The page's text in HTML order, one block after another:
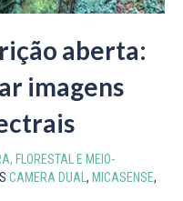
aberta:
imagens
FLORESTAL E MEIO-
CAMERA DUAL , MICASENSE,